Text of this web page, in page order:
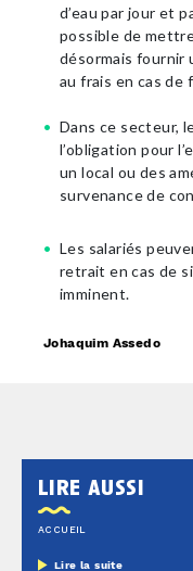
d’eau par jour et
possible de
désormais fournir
au frais en cas de
Dans ce secteur,
l’obligation pour
un local ou des
survenance de
Les salariés
retrait en cas de
imminent.
Johaquim Assedo
lire aussi
ACCUEIL
Lire la suite